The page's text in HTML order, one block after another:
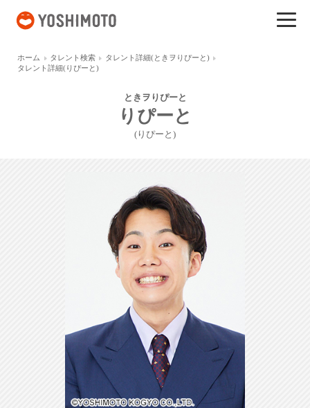
ホーム タレント検索
タレント詳細(ときヲりぴーと)
タレント詳細(りぴーと)
ときヲりぴーと
りぴーと
(りぴーと)